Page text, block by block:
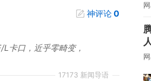
神评论0
17173 新闻导语
卡口，近乎零畸变，